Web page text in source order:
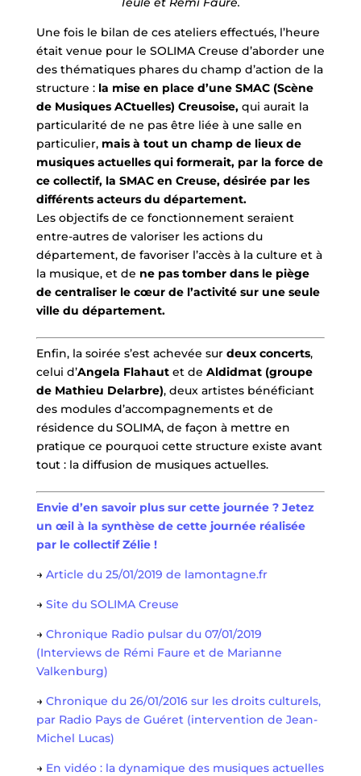
Une fois le bilan de ces ateliers effectués, l’heure
était venue pour le SOLIMA Creuse d’aborder une
des thématiques phares du champ d’action de la
structure : la mise en place d’une SMAC (Scène
de Musiques ACtuelles) Creusoise,qui aurait la
particularité de ne pas être liée à une salle en
particulier, mais à tout un champ de lieux de
musiques actuelles qui formerait, par la force de
ce collectif, la SMAC en Creuse, désirée par les
différents acteurs du département.
Les objectifs de ce fonctionnement seraient
entre-autres de valoriser les actions du
département, de favoriser l’accès à la culture et à
la musique, et de ne pas tomber dans le piège
de centraliser le cœur de l’activité sur une seule
ville du département.
Enfin, la soirée s’est achevée sur deux concerts,
celui d’Angela Flahautet de Aldidmat (groupe
de Mathieu Delarbre), deux artistes bénéficiant
des modules d’accompagnements et de
résidence du SOLIMA, de façon à mettre en
pratique ce pourquoi cette structure existe avant
tout : la diffusion de musiques actuelles.
Envie d’en savoir plus sur cette journée ? Jetez
un œil à la synthèse de cette journée réalisée
par le collectif Zélie !
→ Article du 25/01/2019 de lamontagne.fr
→ Site du SOLIMA Creuse
→ Chronique Radio pulsar du 07/01/2019
(Interviews de Rémi Faure et de Marianne
Valkenburg)
→ Chronique du 26/01/2016 sur les droits culturels,
par Radio Pays de Guéret (intervention de Jean-
Michel Lucas)
→ En vidéo : la dynamique des musiques actuelles